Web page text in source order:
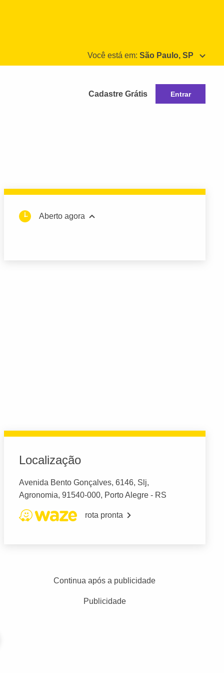
Você está em: São Paulo, SP
Cadastre Grátis Entrar
Aberto agora
Localização
Avenida Bento Gonçalves, 6146, Slj,
Agronomia, 91540-000, Porto Alegre - RS
rota pronta
Continua após a publicidade
Publicidade